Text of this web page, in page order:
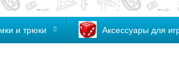
и трюки Аксессуары для